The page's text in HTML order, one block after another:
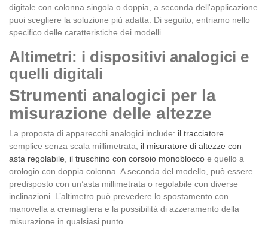
digitale con colonna singola o doppia, a seconda dell'applicazione
puoi scegliere la soluzione più adatta. Di seguito, entriamo nello
specifico delle caratteristiche dei modelli.
Altimetri: i dispositivi analogici e
quelli digitali
Strumenti analogici per la
misurazione delle altezze
La proposta di apparecchi analogici include: il tracciatore
semplice senza scala millimetrata, il misuratore di altezze con
asta regolabile
il truschino con corsoio monoblocco e quello a
orologio con doppia colonna. A seconda del modello, può essere
predisposto con un’asta millimetrata o regolabile con diverse
inclinazioni. L’altimetro può prevedere lo spostamento con
manovella a cremagliera e la possibilità di azzeramento della
misurazione in qualsiasi punto.